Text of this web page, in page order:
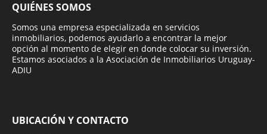
QUIÉNES SOMOS
Somos una empresa especializada en servicios
inmobiliarios, podemos ayudarlo a encontrar la mejor
opción al momento de elegir en donde colocar su inversión.
Estamos asociados a la Asociación de Inmobiliarios Uruguay-
ADIU
UBICACIÓN Y CONTACTO